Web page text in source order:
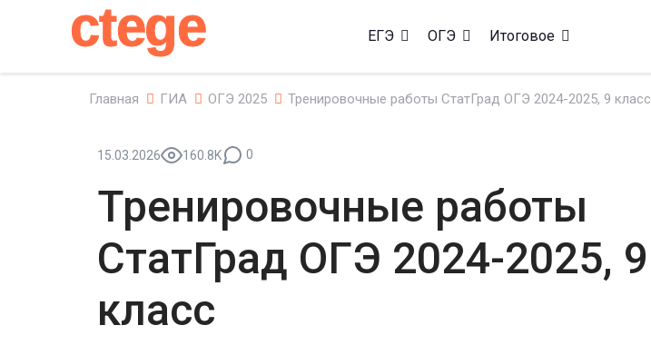
ctege ЕГЭ ОГЭ Итоговое
Главная ГИА ОГЭ 2025 Тренировочные работы СтатГрад ОГЭ 2024-2025, 9 класс
15.03.2026 160.8K 0
Тренировочные работы
СтатГрад ОГЭ 2024-2025, 9
класс